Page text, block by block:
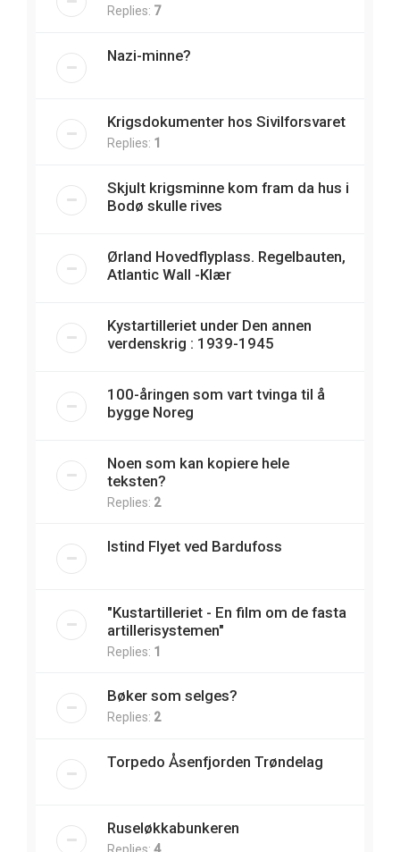
Replies: 7
Nazi-minne?
Krigsdokumenter hos Sivilforsvaret
Replies: 1
Skjult krigsminne kom fram da hus i
Bodø skulle rives
Ørland Hovedflyplass. Regelbauten,
Atlantic Wall -Klær
Kystartilleriet under Den annen
verdenskrig : 1939-1945
100-åringen som vart tvinga til å
bygge Noreg
Noen som kan kopiere hele
teksten?
Replies: 2
Istind Flyet ved Bardufoss
"Kustartilleriet - En film om de fasta
artillerisystemen"
Replies: 1
Bøker som selges?
Replies: 2
Torpedo Åsenfjorden Trøndelag
Ruseløkkabunkeren